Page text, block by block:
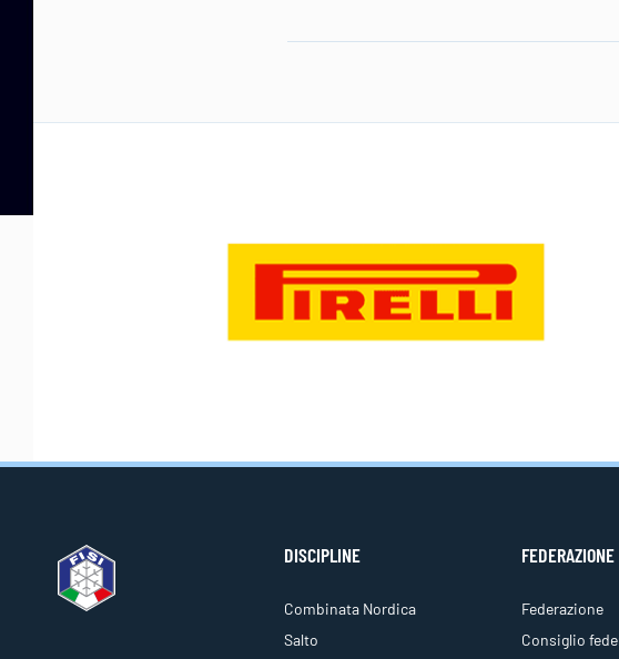
DISCIPLINE
Combinata Nordica
Salto
FEDERAZIONE
Federazione
Consiglio